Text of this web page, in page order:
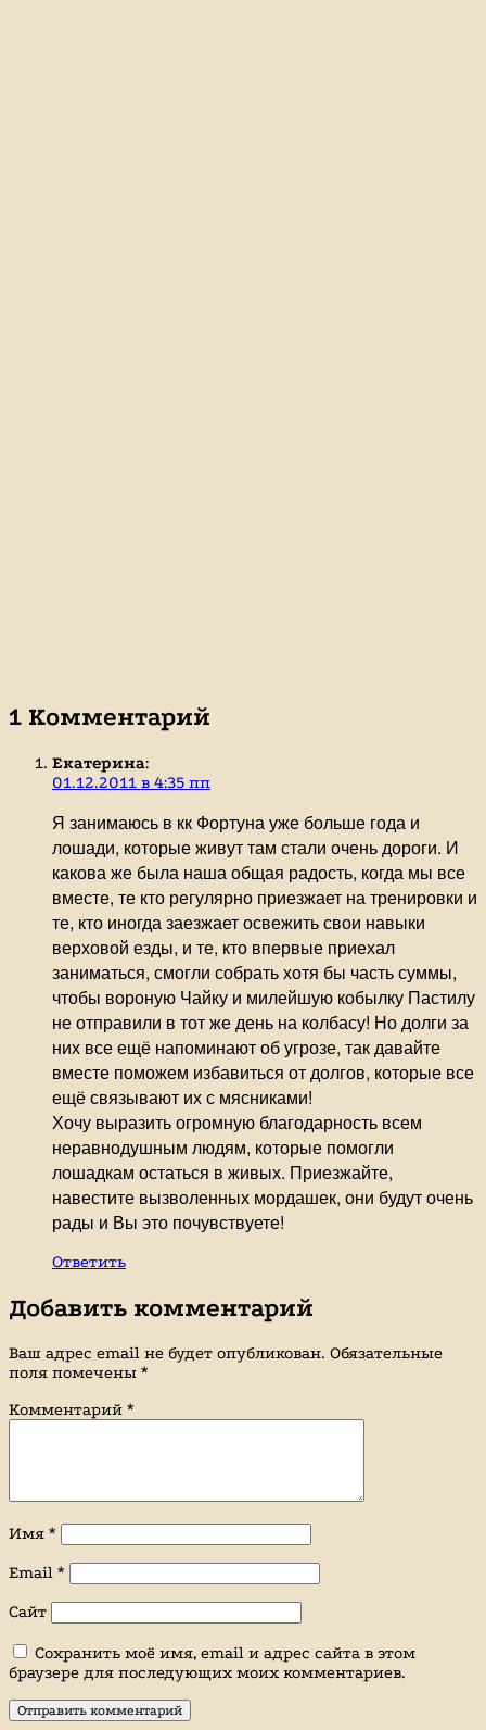
1 Комментарий
Екатерина:
01.12.2011 в 4:35 пп
Я занимаюсь в кк Фортуна уже больше года и
лошади, которые живут там стали очень дороги. И
какова же была наша общая радость, когда мы все
вместе, те кто регулярно приезжает на тренировки и
те, кто иногда заезжает освежить свои навыки
верховой езды, и те, кто впервые приехал
заниматься, смогли собрать хотя бы часть суммы,
чтобы вороную Чайку и милейшую кобылку Пастилу
не отправили в тот же день на колбасу! Но долги за
них все ещё напоминают об угрозе, так давайте
вместе поможем избавиться от долгов, которые все
ещё связывают их с мясниками!
Хочу выразить огромную благодарность всем
неравнодушным людям, которые помогли
лошадкам остаться в живых. Приезжайте,
навестите вызволенных мордашек, они будут очень
рады и Вы это почувствуете!
Ответить
Добавить комментарий
Ваш адрес email не будет опубликован. Обязательные
поля помечены *
Комментарий *
Имя *
Email *
Сайт
Сохранить моё имя, email и адрес сайта в этом
браузере для последующих моих комментариев.